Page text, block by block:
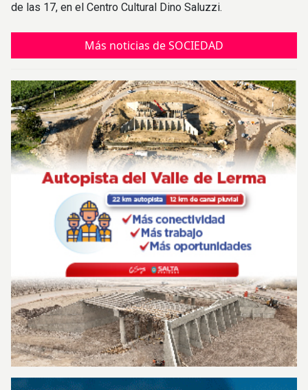
de las 17, en el Centro Cultural Dino Saluzzi.
Más noticias de SOCIEDAD